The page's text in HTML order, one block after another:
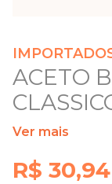
ACETO
Ver mais
R$ 30,94